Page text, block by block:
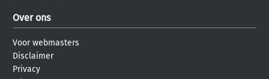
Over ons
Voor webmasters
Disclaimer
Privacy